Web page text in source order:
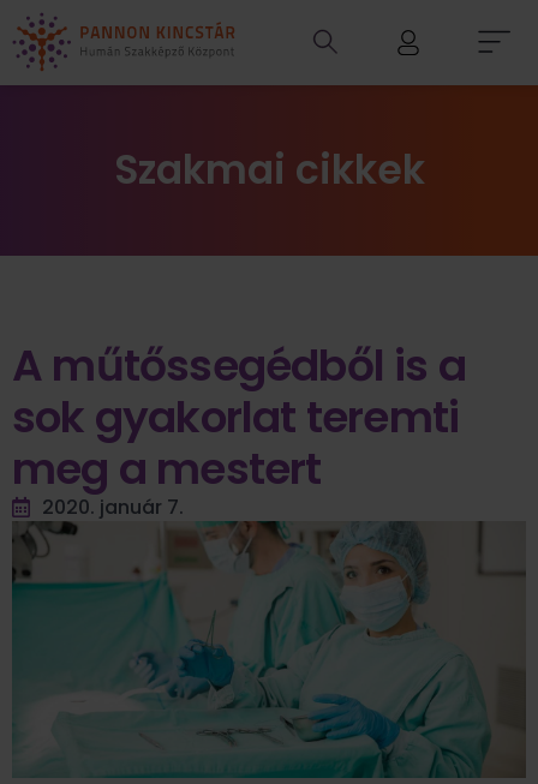
Szakmai cikkek
A műtőssegédből is a
sok gyakorlat teremti
meg a mestert
2020. január 7.